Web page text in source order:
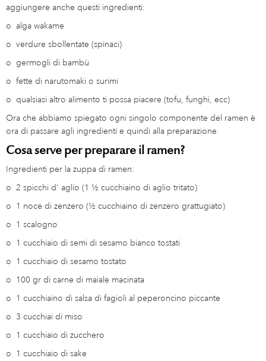
aggiungere anche questi ingredienti:
o alga wakame
o verdure sbollentate (spinaci)
o germogli di bambù
o fette di narutomaki o surimi
o qualsiasi altro alimento ti possa piacere (tofu, funghi, ecc)
Ora che abbiamo spiegato ogni singolo componente del ramen è
ora di passare agli ingredienti e quindi alla preparazione.
Cosa serve per preparare il ramen?
Ingredienti per la zuppa di ramen:
o 2 spicchi d' aglio (1 ½ cucchiaino di aglio tritato)
o
1 noce di zenzero (½ cucchiaino di zenzero grattugiato)
o
1 scalogno
o
1 cucchiaio di semi di sesamo bianco tostati
o
1 cucchiaio di sesamo tostato
o
100 gr di carne di maiale macinata
o
1 cucchiaino di salsa di fagioli al peperoncino piccante
o 3 cucchiai di miso
o
1 cucchiaio di zucchero
o
1 cucchiaio di sake